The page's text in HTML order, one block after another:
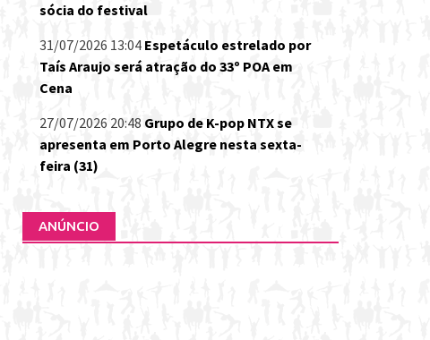
sócia do festival
31/07/2026 13:04 Espetáculo estrelado por
Taís Araujo será atração do 33º POA em
Cena
27/07/2026 20:48 Grupo de K-pop NTX se
apresenta em Porto Alegre nesta sexta-
feira (31)
ANÚNCIO